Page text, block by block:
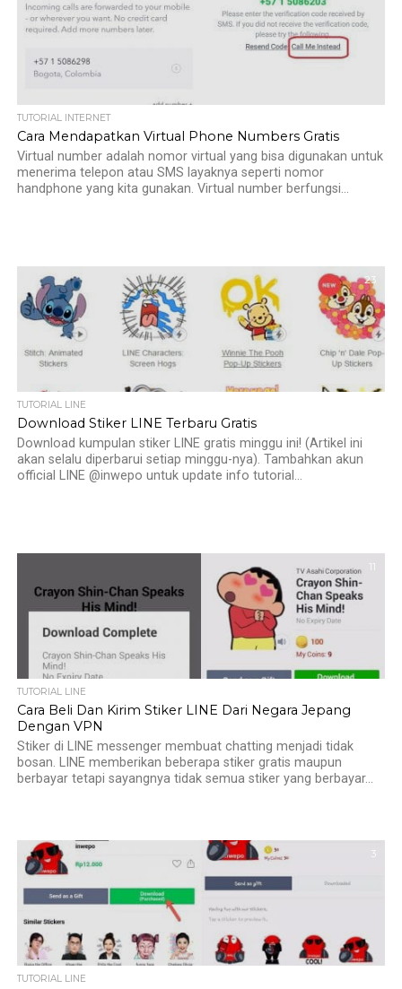
TUTORIAL INTERNET
Cara Mendapatkan Virtual Phone Numbers Gratis
Virtual number adalah nomor virtual yang bisa digunakan untuk
menerima telepon atau SMS layaknya seperti nomor
handphone yang kita gunakan. Virtual number berfungsi...
23
TUTORIAL LINE
Download Stiker LINE Terbaru Gratis
Download kumpulan stiker LINE gratis minggu ini! (Artikel ini
akan selalu diperbarui setiap minggu-nya). Tambahkan akun
official LINE @inwepo untuk update info tutorial...
11
TUTORIAL LINE
Cara Beli Dan Kirim Stiker LINE Dari Negara Jepang
Dengan VPN
Stiker di LINE messenger membuat chatting menjadi tidak
bosan. LINE memberikan beberapa stiker gratis maupun
berbayar tetapi sayangnya tidak semua stiker yang berbayar...
3
TUTORIAL LINE